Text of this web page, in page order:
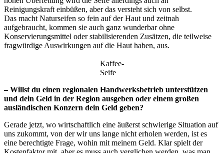
Reinigungskraft einbüßen, aber das versteht sich von selbst.
Das macht Naturseifen so fein auf der Haut und zeitnah
aufgebraucht, kommen sie auch ganz wunderbar ohne
Konservierungsmittel oder stabilisierenden Zusätzen, die teilweise
fragwürdige Auswirkungen auf die Haut haben, aus.
Kaffee-
Seife
– Willst du einen regionalen Handwerksbetrieb unterstützen
und dein Geld in der Region ausgeben oder einem großen
ausländischen Konzern dein Geld geben?
Gerade jetzt, wo wirtschaftlich eine äußerst schwierige Situation auf
uns zukommt, von der wir uns lange nicht erholen werden, ist es
eine berechtigte Frage, wohin mit meinem Geld. Klar spielt der